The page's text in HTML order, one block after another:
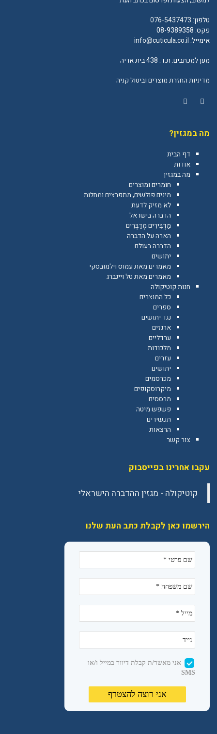
טלפון:076-5437473
פקס: 08-9389358
אימייל:info@cuticula.co.il
מען למכתבים: ת.ד. 438 בית אריה
מדיניות החזרת מוצרים וביטול קניה
מה במגזין?
דף הבית
אודות
מה במגזין
חומרים ומוצרים
מינים פולשים, מתפרצים ומחלות
לא מזיק לדעת
הדברה בישראל
מַדְבִּירִים מְדַבְּרִים
הארה על הדברה
הדברה בעולם
יתושים
מאמרים מאת עמוס וילמובסקי
מאמרים מאת טל ויינברג
חנות קוטיקולה
כל המוצרים
ספרים
נגד יתושים
ארגזים
ערדליים
מלכודות
עזרים
יתושים
מכרסמים
מיקרוסקופים
מרססים
פשפש מיטה
תכשירים
הרצאות
צור קשר
עקבו אחרינו בפייסבוק
הירשמו כאן לקבלת כתב העת שלנו